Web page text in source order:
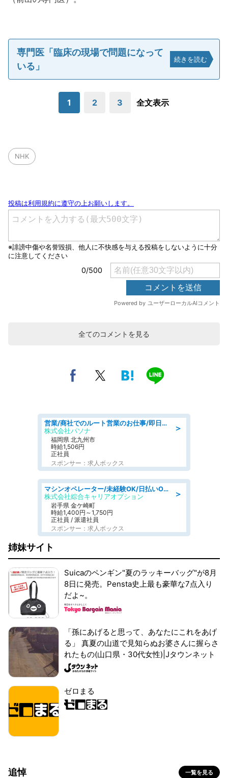
専門医「臨床の現場で問題になって
いる」
続きを読む
1 2 3 全文表示
NHK
全てのコメントを見る
＞
営業/商社でのルート営業のお仕事/即日勤務可/車通勤可/営業
株式会社パソナ
福岡県 北九州市
時給1,506円
正社員
スポンサー：求人ボックス
＞
マシンオペレーター/未経験OK/日払いOK/寮完備/交替制/20・30・40代活躍中
株式会社綜合キャリアオプション
岩手県 金ケ崎町
時給1,400円～1,750円
正社員 / 派遣社員
スポンサー：求人ボックス
姉妹サイト
Suicaのペンギン"夏のラッキーバッグ"が8月
8日に発売。Pensta史上最も豪華な7点入り
だよ~。
「孫にあげると思って、あなたにこれをあげ
る」 真夏の山道で見知らぬお婆さんに握らさ
れたもの(山口県・30代女性)|Jタウンネット
ゼロまる
追悼 一覧を見る